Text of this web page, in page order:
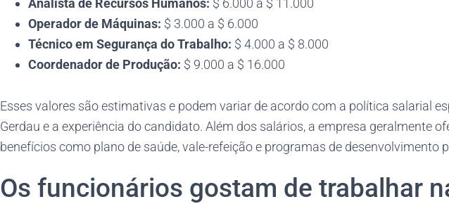
Analista de Recursos Humanos: $ 6.000 a $ 11.000
Operador de Máquinas: $ 3.000 a $ 6.000
Técnico em Segurança do Trabalho: $ 4.000 a $ 8.000
Coordenador de Produção: $ 9.000 a $ 16.000
Esses valores são estimativas e podem variar de acordo com a política salarial
Gerdau e a experiência do candidato. Além dos salários, a empresa geralmente
benefícios como plano de saúde, vale-refeição e programas de desenvolvimento
Os funcionários gostam de trabalhar